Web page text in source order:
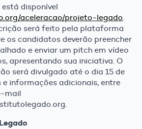
disponível
aceleracao/projeto-legado.
será feito pela plataforma
os candidatos deverão preencher
e enviar um pitch em vídeo
apresentando sua iniciativa. O
será divulgado até o dia 15 de
e informações adicionais, entre
mail